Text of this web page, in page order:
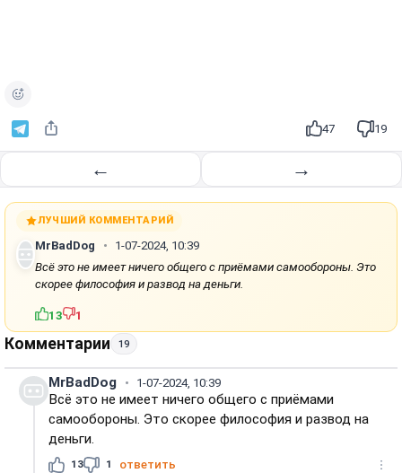
47 19
← →
ЛУЧШИЙ КОММЕНТАРИЙ
MrBadDog
1-07-2024, 10:39
Всё это не имеет ничего общего с приёмами самообороны. Это
скорее философия и развод на деньги.
13 1
Комментарии 19
MrBadDog 1-07-2024, 10:39
Всё это не имеет ничего общего с приёмами
самообороны. Это скорее философия и развод на
деньги.
13 1 ответить